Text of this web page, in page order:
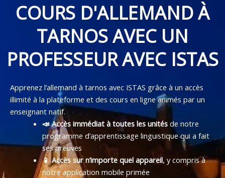
COURS D'ALLEMAND À
TARNOS AVEC UN
PROFESSEUR AVEC ISTAS
Apprenez l’allemand à tarnos avec ISTAS grâce à un accès
illimité à la plateforme et des cours en ligne animés par un
enseignant natif.
📣 Accès immédiat à toutes les unitésde notre
programme d’apprentissage linguistique qui a fait
ses preuves
📱 Accès sur n’importe quel appareil, y compris à
notre application mobile primée